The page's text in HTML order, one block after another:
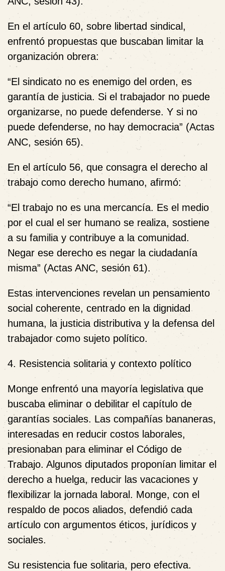
En el artículo 60, sobre libertad sindical,
enfrentó propuestas que buscaban limitar la
organización obrera:
“El sindicato no es enemigo del orden, es
garantía de justicia. Si el trabajador no puede
organizarse, no puede defenderse. Y si no
puede defenderse, no hay democracia” (Actas
ANC, sesión 65).
En el artículo 56, que consagra el derecho al
trabajo como derecho humano, afirmó:
“El trabajo no es una mercancía. Es el medio
por el cual el ser humano se realiza, sostiene
a su familia y contribuye a la comunidad.
Negar ese derecho es negar la ciudadanía
misma” (Actas ANC, sesión 61).
Estas intervenciones revelan un pensamiento
social coherente, centrado en la dignidad
humana, la justicia distributiva y la defensa del
trabajador como sujeto político.
4. Resistencia solitaria y contexto político
Monge enfrentó una mayoría legislativa que
buscaba eliminar o debilitar el capítulo de
garantías sociales. Las compañías bananeras,
interesadas en reducir costos laborales,
presionaban para eliminar el Código de
Trabajo. Algunos diputados proponían limitar el
derecho a huelga, reducir las vacaciones y
flexibilizar la jornada laboral. Monge, con el
respaldo de pocos aliados, defendió cada
artículo con argumentos éticos, jurídicos y
sociales.
Su resistencia fue solitaria, pero efectiva.